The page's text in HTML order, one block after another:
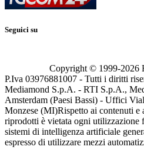
Seguici su
Copyright © 1999-2026
P.Iva 03976881007 - Tutti i diritti
Mediamond S.p.A. - RTI S.p.A.,
Amsterdam (Paesi Bassi) - Uffici
Monzese (MI)Rispetto ai contenuti e
riprodotti è vietata ogni utilizzazione
sistemi di intelligenza artificiale
espresso di utilizzare mezzi